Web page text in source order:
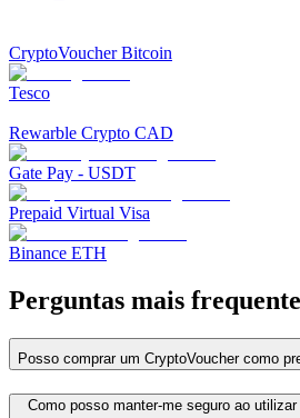
CryptoVoucher Bitcoin
Tesco
Rewarble Crypto CAD
Gate Pay - USDT
Prepaid Virtual Visa
Binance ETH
Perguntas mais
Posso comprar um CryptoVoucher como
Como posso manter-me seguro ao